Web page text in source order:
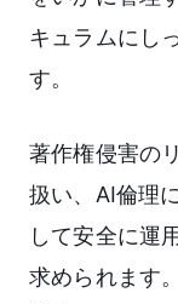
キュラムにし
す。
著作権侵害の
扱い、AI倫理
して安全に運
求められます